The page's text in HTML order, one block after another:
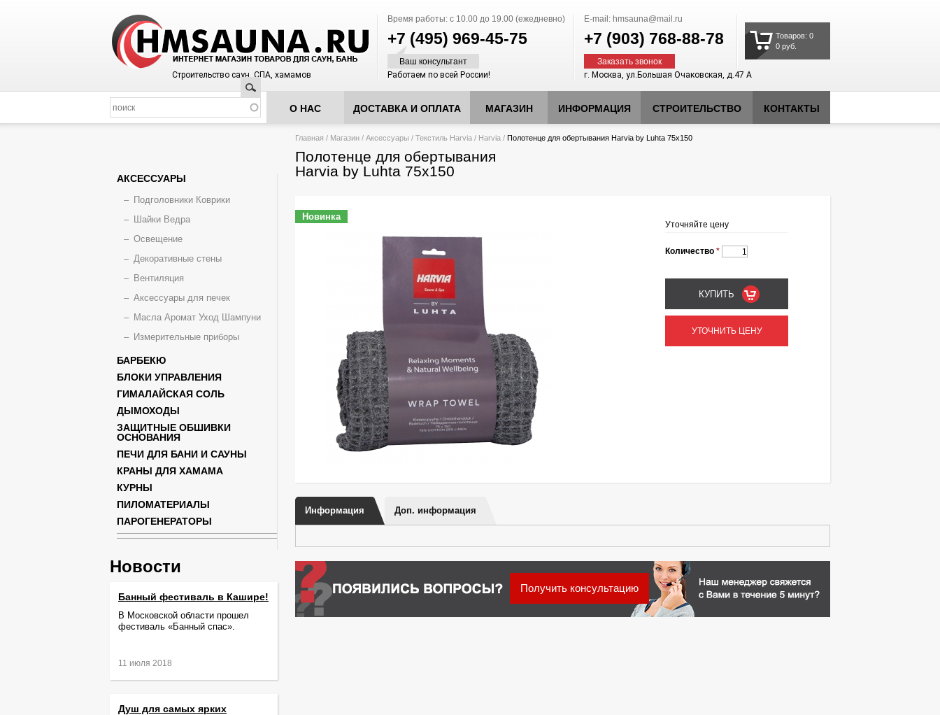
Время работы: с 10.00 до 19.00 (ежедневно)
+7 (495) 969-45-75
Ваш консультант
E-mail: hmsauna@mail.ru
+7 (903) 768-88-78
Заказать звонок
Товаров: 0
0 руб.
Строительство саун, СПА, хамамов Работаем по всей России! г. Москва, ул.Большая Очаковская, д.47 А
Поиск
О НАС ДОСТАВКА И ОПЛАТА МАГАЗИН ИНФОРМАЦИЯ СТРОИТЕЛЬСТВО КОНТАКТЫ
Вы здесь
Главная / Магазин / Аксессуары / Текстиль Harvia / Harvia / Полотенце для обертывания Harvia by Luhta 75x150
Полотенце для обертывания
Harvia by Luhta 75x150
Новинка
Уточняйте цену
Количество *
УТОЧНИТЬ ЦЕНУ
Информация Доп. информация
Получить консультацию
АКСЕССУАРЫ
Подголовники Коврики
Шайки Ведра
Освещение
Декоративные стены
Вентиляция
Аксессуары для печек
Масла Аромат Уход Шампуни
Измерительные приборы
БАРБЕКЮ
БЛОКИ УПРАВЛЕНИЯ
ГИМАЛАЙСКАЯ СОЛЬ
ДЫМОХОДЫ
ЗАЩИТНЫЕ ОБШИВКИ
ОСНОВАНИЯ
ПЕЧИ ДЛЯ БАНИ И САУНЫ
КРАНЫ ДЛЯ ХАМАМА
КУРНЫ
ПИЛОМАТЕРИАЛЫ
ПАРОГЕНЕРАТОРЫ
Новости
Банный фестиваль в Кашире!
В Московской области прошел
фестиваль «Банный спас».
11 июля 2018
Душ для самых ярких